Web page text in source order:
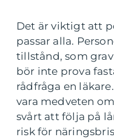
Det är viktigt att
passar alla.
tillstånd, som
bör inte prova
rådfråga en
vara medveten
svårt att följa på
risk för